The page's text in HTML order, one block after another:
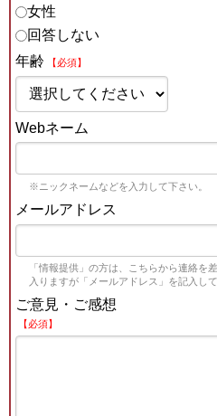
女性
回答しない
年齢
【必須】
Webネーム
※ニックネームなどを入力して下さい。
メールアドレス
「情報提供」の方は、こちらから連絡を
入りますが「メールアドレス」を記入し
ご意見・ご感想
【必須】